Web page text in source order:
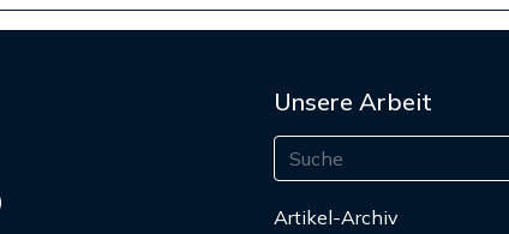
Unsere Arbeit
Artikel-Archiv